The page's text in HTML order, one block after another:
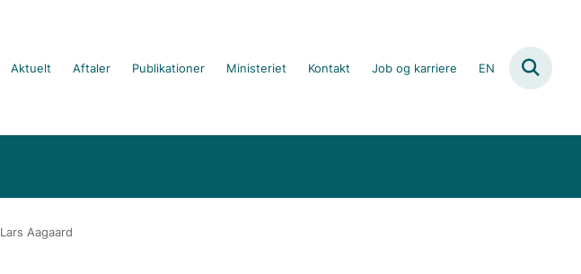
Aktuelt Aftaler Publikationer Ministeriet Kontakt Job og karriere EN
Aagaard